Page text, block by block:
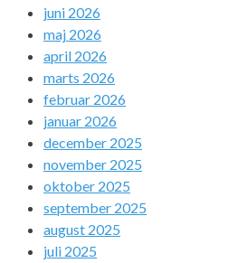
juni 2026
maj 2026
april 2026
marts 2026
februar 2026
januar 2026
december 2025
november 2025
oktober 2025
september 2025
august 2025
juli 2025